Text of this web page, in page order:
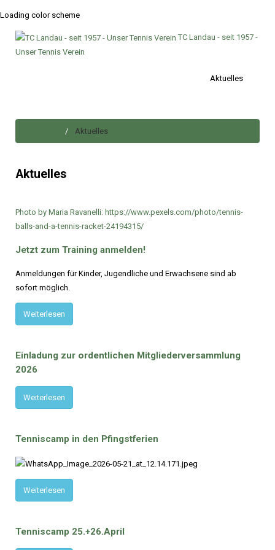
Loading color scheme
TC Landau - seit 1957 -
Unser Tennis Verein
Aktuelles
Aktuelles
Aktuelles
Photo by Maria Ravanelli: https://www.pexels.com/photo/tennis-
balls-and-a-tennis-racket-24194315/
Jetzt zum Training anmelden!
Anmeldungen für Kinder, Jugendliche und Erwachsene sind ab
sofort möglich.
Weiterlesen
Einladung zur ordentlichen Mitgliederversammlung
2026
Weiterlesen
Tenniscamp in den Pfingstferien
Weiterlesen
Tenniscamp 25.+26.April